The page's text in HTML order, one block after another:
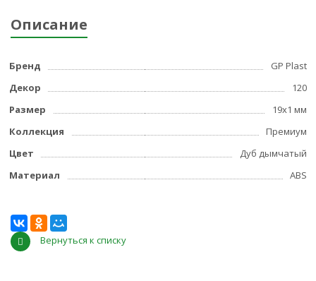
Описание
Бренд
GP Plast
Декор
120
Размер
19x1 мм
Коллекция
Премиум
Цвет
Дуб дымчатый
Материал
ABS
Вернуться к списку